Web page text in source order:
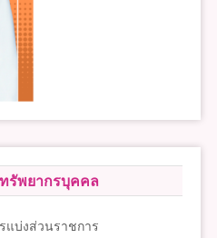
รัพยากรบุคคล
แบ่งส่วนราชการ